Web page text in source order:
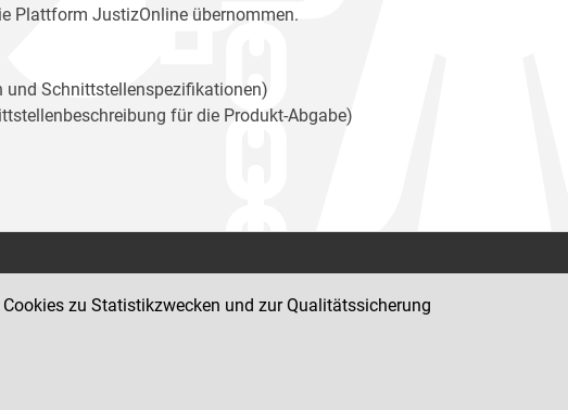
Plattform JustizOnline übernommen.
und Schnittstellenspezifikationen)
für die Produkt-Abgabe)
zu Statistikzwecken und zur Qualitätssicherung